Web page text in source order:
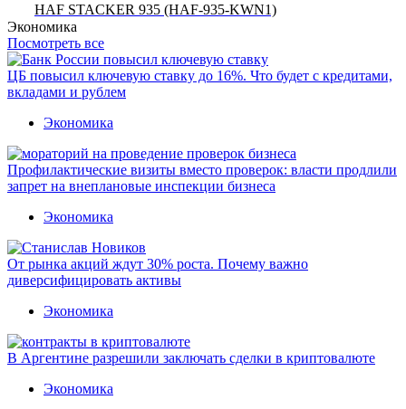
HAF STACKER 935 (HAF-935-KWN1)
Экономика
Посмотреть все
ЦБ повысил ключевую ставку до 16%. Что будет с кредитами,
вкладами и рублем
Экономика
Профилактические визиты вместо проверок: власти продлили
запрет на внеплановые инспекции бизнеса
Экономика
От рынка акций ждут 30% роста. Почему важно
диверсифицировать активы
Экономика
В Аргентине разрешили заключать сделки в криптовалюте
Экономика